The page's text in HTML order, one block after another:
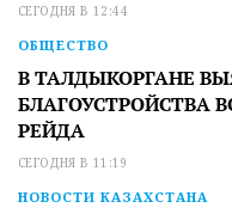
СЕГОДНЯ В 12:44
ОБЩЕСТВО
В ТАЛДЫКОРГАНЕ
БЛАГОУСТРОЙСТВА
РЕЙДА
СЕГОДНЯ В 11:19
НОВОСТИ КАЗАХСТАНА